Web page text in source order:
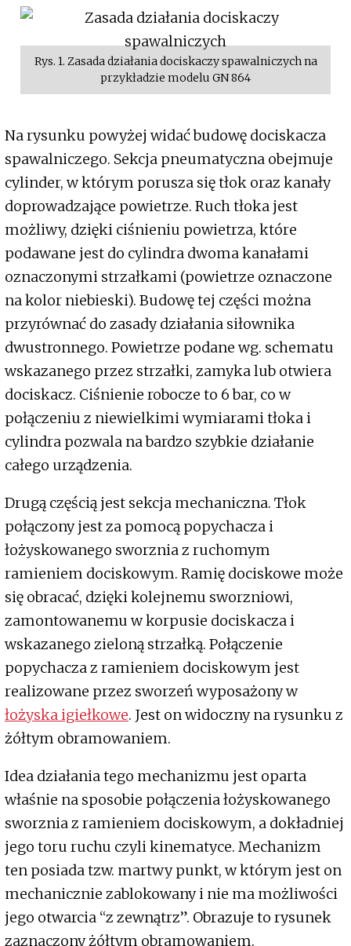
Rys. 1. Zasada działania dociskaczy spawalniczych na
przykładzie modelu GN 864
Na rysunku powyżej widać budowę dociskacza
spawalniczego. Sekcja pneumatyczna obejmuje
cylinder, w którym porusza się tłok oraz kanały
doprowadzające powietrze. Ruch tłoka jest
możliwy, dzięki ciśnieniu powietrza, które
podawane jest do cylindra dwoma kanałami
oznaczonymi strzałkami (powietrze oznaczone
na kolor niebieski). Budowę tej części można
przyrównać do zasady działania siłownika
dwustronnego. Powietrze podane wg. schematu
wskazanego przez strzałki, zamyka lub otwiera
dociskacz. Ciśnienie robocze to 6 bar, co w
połączeniu z niewielkimi wymiarami tłoka i
cylindra pozwala na bardzo szybkie działanie
całego urządzenia.
Drugą częścią jest sekcja mechaniczna. Tłok
połączony jest za pomocą popychacza i
łożyskowanego sworznia z ruchomym
ramieniem dociskowym. Ramię dociskowe może
się obracać, dzięki kolejnemu sworzniowi,
zamontowanemu w korpusie dociskacza i
wskazanego zieloną strzałką. Połączenie
popychacza z ramieniem dociskowym jest
realizowane przez sworzeń wyposażony w
łożyska igiełkowe. Jest on widoczny na rysunku z
żółtym obramowaniem.
Idea działania tego mechanizmu jest oparta
właśnie na sposobie połączenia łożyskowanego
sworznia z ramieniem dociskowym, a dokładniej
jego toru ruchu czyli kinematyce. Mechanizm
ten posiada tzw. martwy punkt, w którym jest on
mechanicznie zablokowany i nie ma możliwości
jego otwarcia “z zewnątrz”. Obrazuje to rysunek
zaznaczony żółtym obramowaniem.